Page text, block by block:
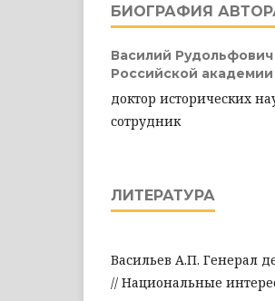
БИОГРАФИЯ
Василий
Российской
доктор исторических
сотрудник
ЛИТЕРАТУРА
Васильев А.П. Генерал
// Национальные